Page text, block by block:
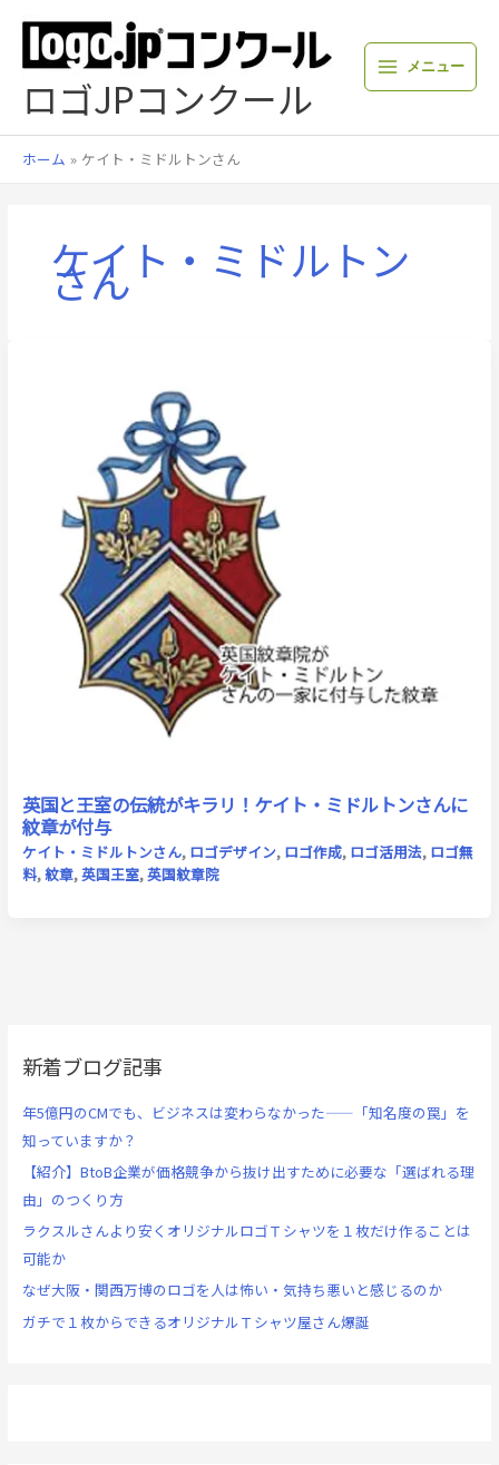
プ
ロゴJPコンクール
メニュー
ホーム ケイト・ミドルトンさん
ケイト・ミドルトン
さん
英国と王室の伝統がキラリ！ケイト・ミドルトンさんに
紋章が付与
ケイト・ミドルトンさん, ロゴデザイン, ロゴ作成, ロゴ活用法, ロゴ無
料,紋章,英国王室,英国紋章院
新着ブログ記事
年5億円のCMでも、ビジネスは変わらなかった——「知名度の罠」を
知っていますか？
【紹介】BtoB企業が価格競争から抜け出すために必要な「選ばれる理
由」のつくり方
ラクスルさんより安くオリジナルロゴＴシャツを１枚だけ作ることは
可能か
なぜ大阪・関西万博のロゴを人は怖い・気持ち悪いと感じるのか
ガチで１枚からできるオリジナルＴシャツ屋さん爆誕